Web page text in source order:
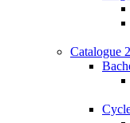
Catalogue